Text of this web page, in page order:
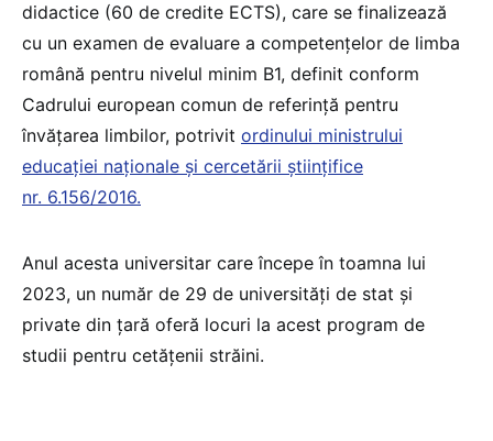
didactice (60 de credite ECTS), care se finalizează
cu un examen de evaluare a competențelor de limba
română pentru nivelul minim B1, definit conform
Cadrului european comun de referință pentru
învățarea limbilor, potrivit ordinului ministrului
educației naționale și cercetării științifice
nr. 6.156/2016.
Anul acesta universitar care începe în toamna lui
2023, un număr de 29 de universități de stat și
private din țară oferă locuri la acest program de
studii pentru cetățenii străini.